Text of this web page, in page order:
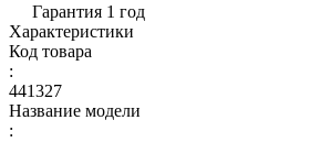
Гарантия 1 год
Характеристики
Код товара
:
441327
Название модели
: